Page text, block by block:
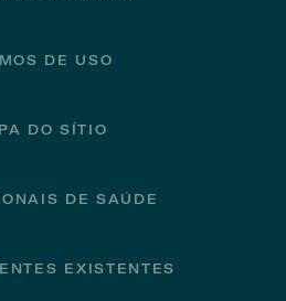
DE USO
DO SÍTIO
DE SAÚDE
EXISTENTES